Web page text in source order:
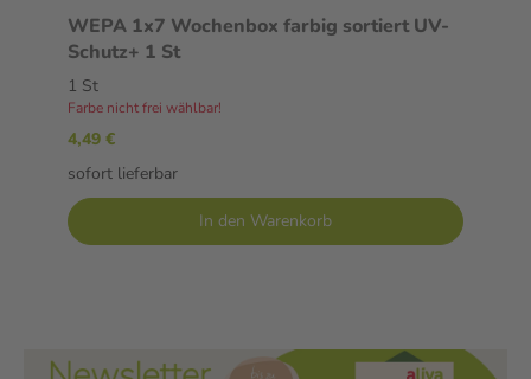
WEPA 1x7 Wochenbox farbig sortiert UV-
Schutz+ 1 St
1 St
Farbe nicht frei wählbar!
4,49 €
sofort lieferbar
In den Warenkorb